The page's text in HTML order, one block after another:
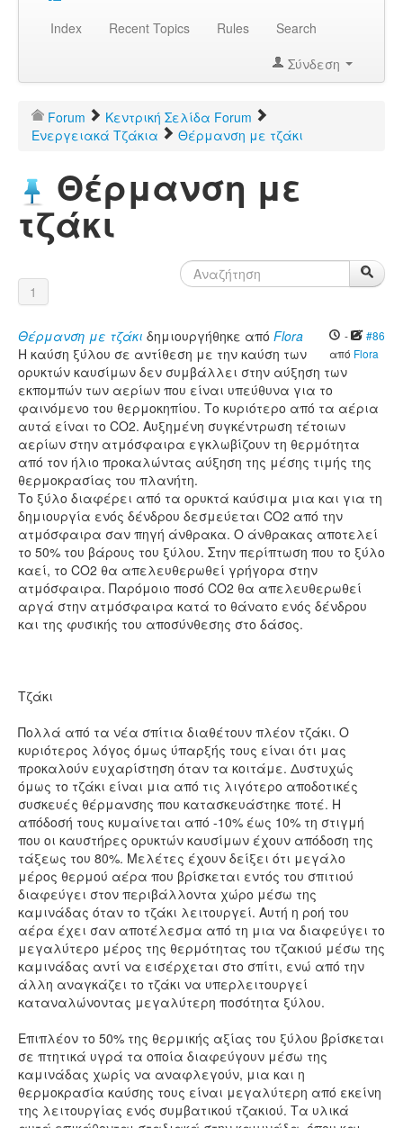
Index Recent Topics Rules
Search
Σύνδεση
Forum
Κεντρική Σελίδα Forum
Ενεργειακά Τζάκια
Θέρμανση με τζάκι
Θέρμανση με
τζάκι
1
-
#86
από Flora
Θέρμανση με τζάκι δημιουργήθηκε από Flora
Η καύση ξύλου σε αντίθεση με την καύση των
ορυκτών καυσίμων δεν συμβάλλει στην αύξηση των
εκπομπών των αερίων που είναι υπεύθυνα για το
φαινόμενο του θερμοκηπίου. Το κυριότερο από τα αέρια
αυτά είναι το CO2. Αυξημένη συγκέντρωση τέτοιων
αερίων στην ατμόσφαιρα εγκλωβίζουν τη θερμότητα
από τον ήλιο προκαλώντας αύξηση της μέσης τιμής της
θερμοκρασίας του πλανήτη.
Το ξύλο διαφέρει από τα ορυκτά καύσιμα μια και για τη
δημιουργία ενός δένδρου δεσμεύεται CO2 από την
ατμόσφαιρα σαν πηγή άνθρακα. Ο άνθρακας αποτελεί
το 50% του βάρους του ξύλου. Στην περίπτωση που το ξύλο
καεί, το CO2 θα απελευθερωθεί γρήγορα στην
ατμόσφαιρα. Παρόμοιο ποσό CO2 θα απελευθερωθεί
αργά στην ατμόσφαιρα κατά το θάνατο ενός δένδρου
και της φυσικής του αποσύνθεσης στο δάσος.
Τζάκι
Πολλά από τα νέα σπίτια διαθέτουν πλέον τζάκι. Ο
κυριότερος λόγος όμως ύπαρξής τους είναι ότι μας
προκαλούν ευχαρίστηση όταν τα κοιτάμε. Δυστυχώς
όμως το τζάκι είναι μια από τις λιγότερο αποδοτικές
συσκευές θέρμανσης που κατασκευάστηκε ποτέ. Η
απόδοσή τους κυμαίνεται από -10% έως 10% τη στιγμή
που οι καυστήρες ορυκτών καυσίμων έχουν απόδοση της
τάξεως του 80%. Μελέτες έχουν δείξει ότι μεγάλο
μέρος θερμού αέρα που βρίσκεται εντός του σπιτιού
διαφεύγει στον περιβάλλοντα χώρο μέσω της
καμινάδας όταν το τζάκι λειτουργεί. Αυτή η ροή του
αέρα έχει σαν αποτέλεσμα από τη μια να διαφεύγει το
μεγαλύτερο μέρος της θερμότητας του τζακιού μέσω της
καμινάδας αντί να εισέρχεται στο σπίτι, ενώ από την
άλλη αναγκάζει το τζάκι να υπερλειτουργεί
καταναλώνοντας μεγαλύτερη ποσότητα ξύλου.
Επιπλέον το 50% της θερμικής αξίας του ξύλου βρίσκεται
σε πτητικά υγρά τα οποία διαφεύγουν μέσω της
καμινάδας χωρίς να αναφλεγούν, μια και η
θερμοκρασία καύσης τους είναι μεγαλύτερη από εκείνη
της λειτουργίας ενός συμβατικού τζακιού. Τα υλικά